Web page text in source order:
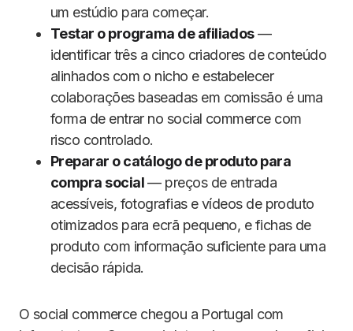
um estúdio para começar.
Testar o programa de afiliados—
identificar três a cinco criadores de conteúdo
alinhados com o nicho e estabelecer
colaborações baseadas em comissão é uma
forma de entrar no social commerce com
risco controlado.
Preparar o catálogo de produto para
compra social— preços de entrada
acessíveis, fotografias e vídeos de produto
otimizados para ecrã pequeno, e fichas de
produto com informação suficiente para uma
decisão rápida.
O social commerce chegou a Portugal com